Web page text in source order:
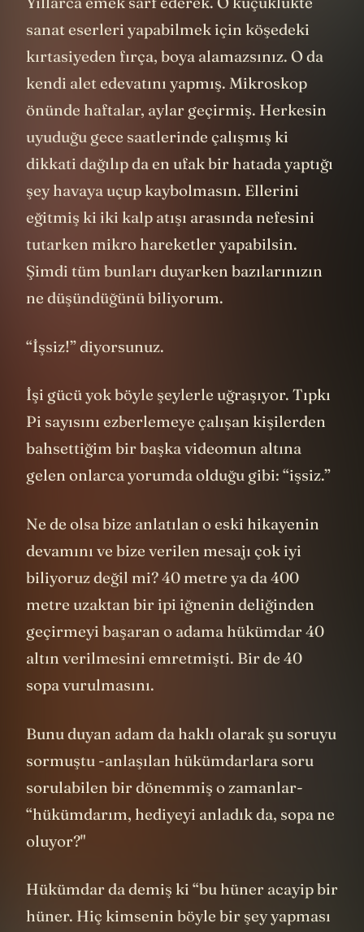
sanat eserleri yapabilmek için köşedeki
kırtasiyeden fırça, boya alamazsınız. O da
kendi alet edevatını yapmış. Mikroskop
önünde haftalar, aylar geçirmiş. Herkesin
uyuduğu gece saatlerinde çalışmış ki
dikkati dağılıp da en ufak bir hatada yaptığı
şey havaya uçup kaybolmasın. Ellerini
eğitmiş ki iki kalp atışı arasında nefesini
tutarken mikro hareketler yapabilsin.
Şimdi tüm bunları duyarken bazılarınızın
ne düşündüğünü biliyorum.
“İşsiz!” diyorsunuz.
İşi gücü yok böyle şeylerle uğraşıyor. Tıpkı
Pi sayısını ezberlemeye çalışan kişilerden
bahsettiğim bir başka videomun altına
gelen onlarca yorumda olduğu gibi: “işsiz.”
Ne de olsa bize anlatılan o eski hikayenin
devamını ve bize verilen mesajı çok iyi
biliyoruz değil mi? 40 metre ya da 400
metre uzaktan bir ipi iğnenin deliğinden
geçirmeyi başaran o adama hükümdar 40
altın verilmesini emretmişti. Bir de 40
sopa vurulmasını.
Bunu duyan adam da haklı olarak şu soruyu
sormuştu -anlaşılan hükümdarlara soru
sorulabilen bir dönemmiş o zamanlar-
“hükümdarım, hediyeyi anladık da, sopa ne
oluyor?"
Hükümdar da demiş ki “bu hüner acayip bir
hüner. Hiç kimsenin böyle bir şey yapması